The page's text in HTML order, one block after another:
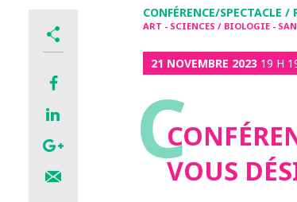
CONFÉRENCE/SPECTACLE /
ART - SCIENCES / BIOLOGIE -
21 NOVEMBRE 2023 19 H
CVOUS